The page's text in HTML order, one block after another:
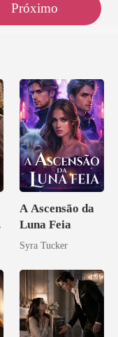
Próximo
A Ascensão da
Luna Feia
Syra Tucker